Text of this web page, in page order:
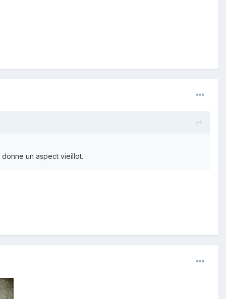
un aspect vieillot.